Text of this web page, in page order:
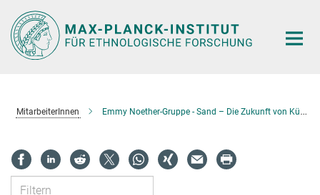
Hauptinhalt
MitarbeiterInnen Emmy Noether-Gruppe - Sand – Die Zukunft von Küstenstädten im Indischen Ozean